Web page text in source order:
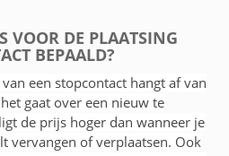
VOOR DE PLAATSING
BEPAALD?
een stopcontact hangt af van
gaat over een nieuw te
de prijs hoger dan wanneer je
vervangen of verplaatsen. Ook